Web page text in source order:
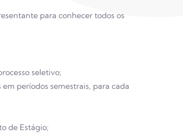
para conhecer todos os
seletivo;
períodos semestrais, para cada
de Estágio;